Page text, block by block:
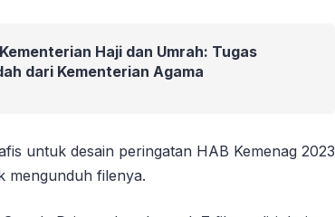
Haji dan Umrah: Tugas
dari Kementerian Agama
untuk desain peringatan HAB Kemenag 2023
mengunduh filenya.